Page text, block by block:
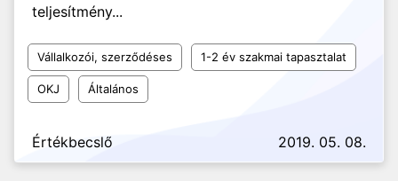
teljesítmény...
Vállalkozói, szerződéses 1-2 év szakmai tapasztalat
OKJ Általános
Értékbecslő 2019. 05. 08.